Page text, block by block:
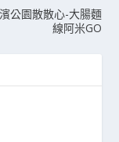
公園散散心-大腸麵
線阿米GO